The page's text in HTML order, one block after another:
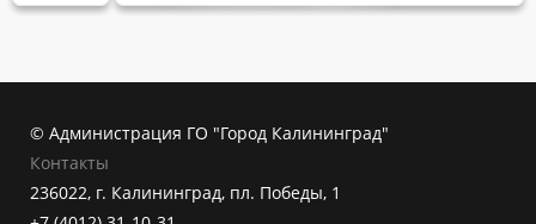
© Администрация ГО "Город Калининград"
Контакты
236022, г. Калининград, пл. Победы, 1